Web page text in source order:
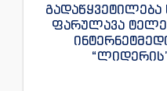
გადაწყვეტილება
ფარულავა